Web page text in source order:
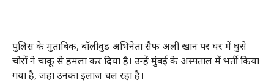
पुलिस के मुताबिक, बॉलीवुड अभिनेता सैफ अली खान पर घर में घुसे
चोरों ने चाकू से हमला कर दिया है। उन्हें मुंबई के अस्पताल में भर्ती किया
गया है, जहां उनका इलाज चल रहा है।